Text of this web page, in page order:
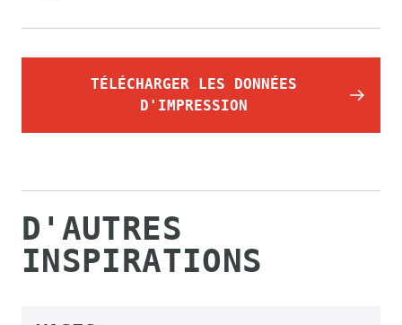
TÉLÉCHARGER LES DONNÉES
D'IMPRESSION
D'AUTRES
INSPIRATIONS